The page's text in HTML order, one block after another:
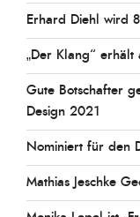
Erhard Diehl wird
„Der Klang“ erhält
Gute Botschafter
Design 2021
Nominiert für den
Mathias Jeschke